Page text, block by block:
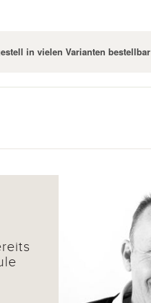
in vielen Varianten bestellbar